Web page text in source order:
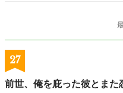
27
前世、俺を庇った彼とまた